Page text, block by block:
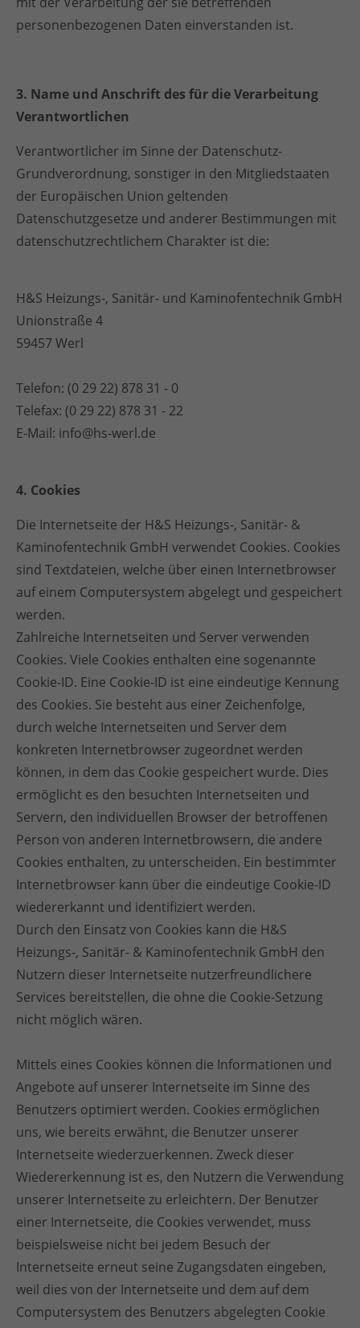
personenbezogenen Daten einverstanden ist.
3. Name und Anschrift des für die Verarbeitung
Verantwortlichen
Verantwortlicher im Sinne der Datenschutz-
Grundverordnung, sonstiger in den Mitgliedstaaten
der Europäischen Union geltenden
Datenschutzgesetze und anderer Bestimmungen mit
datenschutzrechtlichem Charakter ist die:
H&S Heizungs-, Sanitär- und Kaminofentechnik GmbH
Unionstraße 4
59457 Werl
Telefon: (0 29 22) 878 31 - 0
Telefax: (0 29 22) 878 31 - 22
E-Mail: info@hs-werl.de
4. Cookies
Die Internetseite der H&S Heizungs-, Sanitär- &
Kaminofentechnik GmbH verwendet Cookies. Cookies
sind Textdateien, welche über einen Internetbrowser
auf einem Computersystem abgelegt und gespeichert
werden.
Zahlreiche Internetseiten und Server verwenden
Cookies. Viele Cookies enthalten eine sogenannte
Cookie-ID. Eine Cookie-ID ist eine eindeutige Kennung
des Cookies. Sie besteht aus einer Zeichenfolge,
durch welche Internetseiten und Server dem
konkreten Internetbrowser zugeordnet werden
können, in dem das Cookie gespeichert wurde. Dies
ermöglicht es den besuchten Internetseiten und
Servern, den individuellen Browser der betroffenen
Person von anderen Internetbrowsern, die andere
Cookies enthalten, zu unterscheiden. Ein bestimmter
Internetbrowser kann über die eindeutige Cookie-ID
wiedererkannt und identifiziert werden.
Durch den Einsatz von Cookies kann die H&S
Heizungs-, Sanitär- & Kaminofentechnik GmbH den
Nutzern dieser Internetseite nutzerfreundlichere
Services bereitstellen, die ohne die Cookie-Setzung
nicht möglich wären.
Mittels eines Cookies können die Informationen und
Angebote auf unserer Internetseite im Sinne des
Benutzers optimiert werden. Cookies ermöglichen
uns, wie bereits erwähnt, die Benutzer unserer
Internetseite wiederzuerkennen. Zweck dieser
Wiedererkennung ist es, den Nutzern die Verwendung
unserer Internetseite zu erleichtern. Der Benutzer
einer Internetseite, die Cookies verwendet, muss
beispielsweise nicht bei jedem Besuch der
Internetseite erneut seine Zugangsdaten eingeben,
weil dies von der Internetseite und dem auf dem
Computersystem des Benutzers abgelegten Cookie